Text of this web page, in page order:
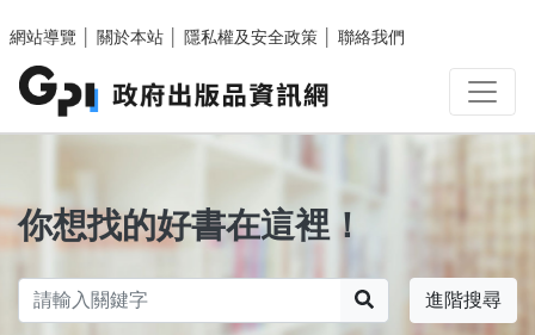
網站導覽
關於本站 隱私權及安全政策 聯絡我們
你想找的好書在這裡！
進階搜尋